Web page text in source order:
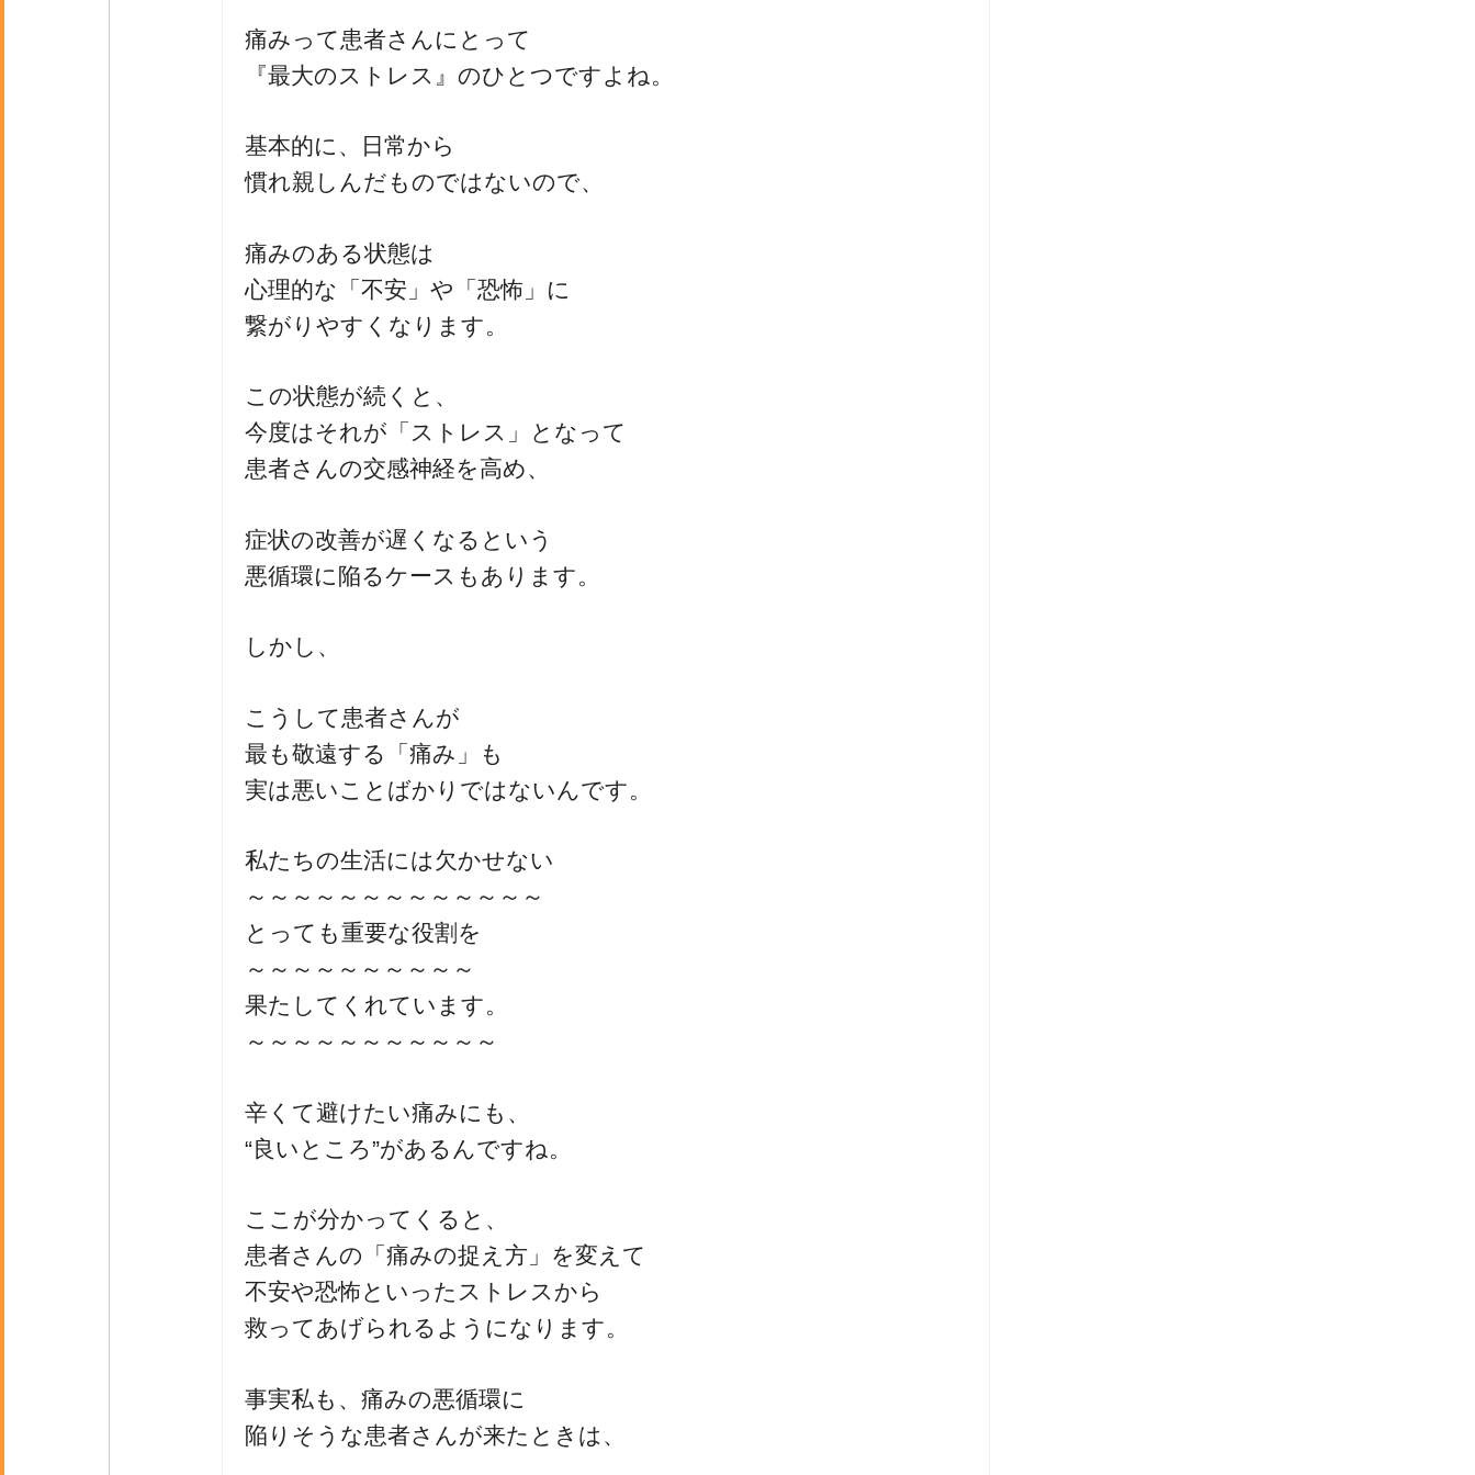
痛みって患者さんにとって
『最大のストレス』のひとつですよね。
基本的に、日常から
慣れ親しんだものではないので、
痛みのある状態は
心理的な「不安」や「恐怖」に
繋がりやすくなります。
この状態が続くと、
今度はそれが「ストレス」となって
患者さんの交感神経を高め、
症状の改善が遅くなるという
悪循環に陥るケースもあります。
しかし、
こうして患者さんが
最も敬遠する「痛み」も
実は悪いことばかりではないんです。
私たちの生活には欠かせない
～～～～～～～～～～～～～
とっても重要な役割を
～～～～～～～～～～
果たしてくれています。
～～～～～～～～～～～
辛くて避けたい痛みにも、
“良いところ”があるんですね。
ここが分かってくると、
患者さんの「痛みの捉え方」を変えて
不安や恐怖といったストレスから
救ってあげられるようになります。
事実私も、痛みの悪循環に
陥りそうな患者さんが来たときは、